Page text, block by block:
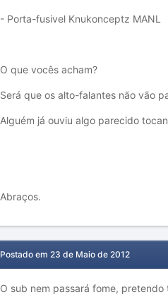
- Porta-fusivel Knukonceptz MANL
O que vocês acham?
Será que os alto-falantes não vão
Alguém já ouviu algo parecido
Abraços.
Postado em 23 de Maio de 2012
O sub nem passará fome,